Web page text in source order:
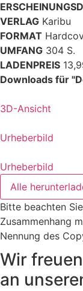
VERLAG Karibu
FORMAT
UMFANG 304 S.
LADENPREIS
Downloads für
3D-Ansicht
Urheberbild
Urheberbild
Alle
Bitte beachten
Zusammenhang
Nennung des
Wir
an